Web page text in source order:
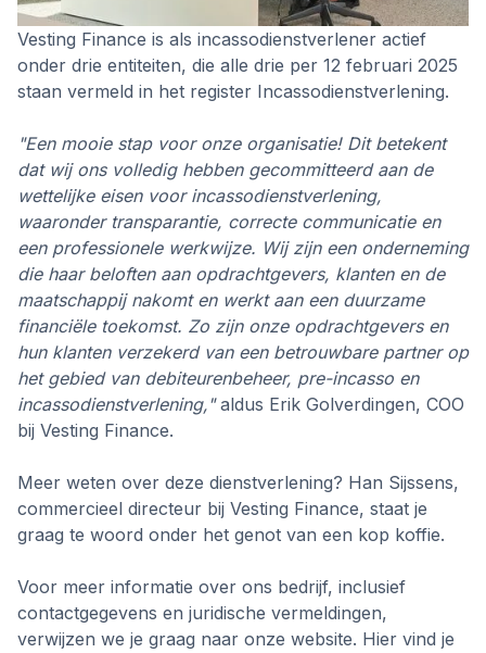
Vesting Finance is als incassodienstverlener actief
onder drie entiteiten, die alle drie per 12 februari 2025
staan vermeld in het register Incassodienstverlening.
"Een mooie stap voor onze organisatie! Dit betekent
dat wij ons volledig hebben gecommitteerd aan de
wettelijke eisen voor incassodienstverlening,
waaronder transparantie, correcte communicatie en
een professionele werkwijze. Wij zijn een onderneming
die haar beloften aan opdrachtgevers, klanten en de
maatschappij nakomt en werkt aan een duurzame
financiële toekomst. Zo zijn onze opdrachtgevers en
hun klanten verzekerd van een betrouwbare partner op
het gebied van debiteurenbeheer, pre-incasso en
incassodienstverlening,"aldus Erik Golverdingen, COO
bij Vesting Finance.
Meer weten over deze dienstverlening? Han Sijssens,
commercieel directeur bij Vesting Finance, staat je
graag te woord onder het genot van een kop koffie.
Voor meer informatie over ons bedrijf, inclusief
contactgegevens en juridische vermeldingen,
verwijzen we je graag naar onze website. Hier vind je